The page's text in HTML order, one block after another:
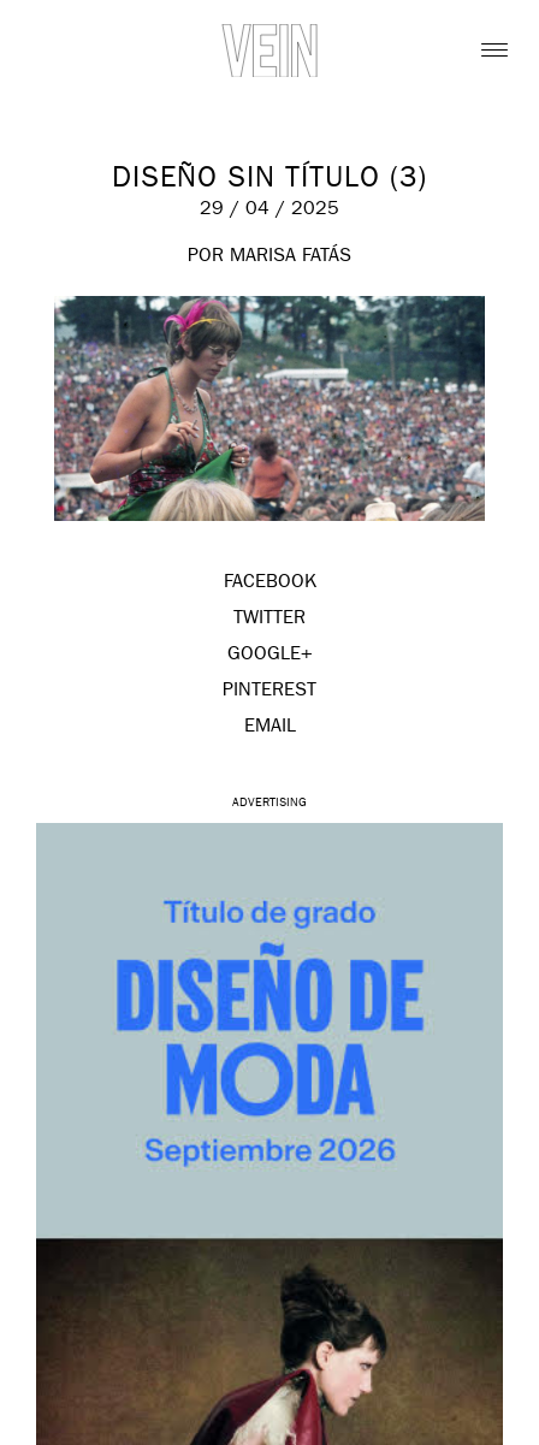
DISEÑO SIN TÍTULO (3)
29 / 04 / 2025
POR MARISA FATÁS
FACEBOOK
TWITTER
GOOGLE+
PINTEREST
EMAIL
ADVERTISING